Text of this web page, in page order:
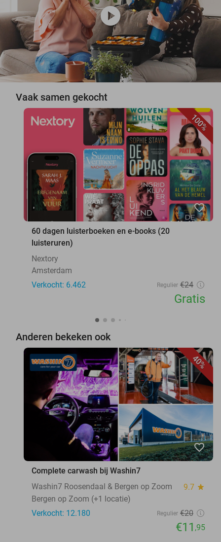
play_circle
Vaak samen gekocht
100%
favorite_border
60 dagen luisterboeken en e-books (20
luisteruren)
Nextory
Amsterdam
Verkocht: 6.462
Regulier €24
Gratis
Anderen bekeken ook
40%
favorite_border
Complete carwash bij Washin7
Washin7 Roosendaal & Bergen op Zoom
9.7 star
Bergen op Zoom (+1 locatie)
Verkocht: 12.180
Regulier €20
€11 ,95